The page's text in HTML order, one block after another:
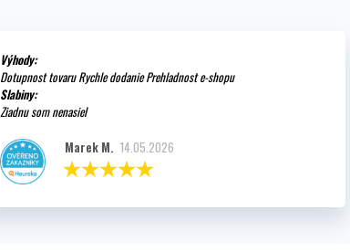
Výhody:
Dotupnost tovaru Rychle dodanie Prehladnost e-shopu
Slabiny:
Ziadnu som nenasiel
Marek M. 14.05.2026